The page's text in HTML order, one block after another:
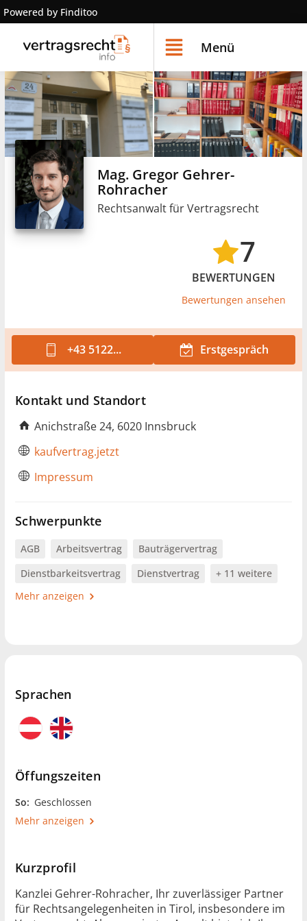
Powered by Finditoo
Menü
Mag. Gregor Gehrer-
Rohracher
Rechtsanwalt für Vertragsrecht
7
BEWERTUNGEN
Bewertungen ansehen
+43 5122... Erstgespräch
Kontakt und Standort
Anichstraße 24, 6020 Innsbruck
kaufvertrag.jetzt
Impressum
Schwerpunkte
AGB Arbeitsvertrag
Bauträgervertrag
Dienstbarkeitsvertrag
Dienstvertrag
+ 11 weitere
Mehr anzeigen
Sprachen
Öffungszeiten
So: Geschlossen
Mehr anzeigen
Kurzprofil
Kanzlei Gehrer-Rohracher, Ihr zuverlässiger Partner
für Rechtsangelegenheiten in Tirol, insbesondere im